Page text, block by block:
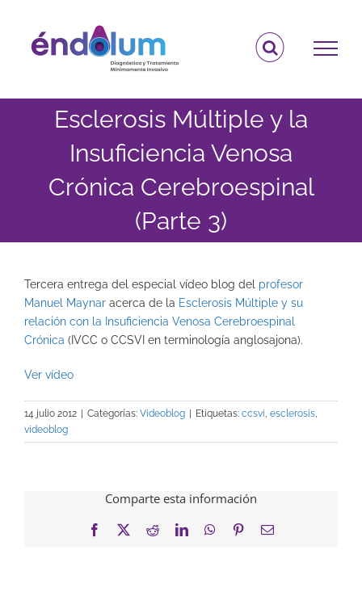
contenido
Esclerosis Múltiple y la
Insuficiencia Venosa
Crónica Cerebroespinal
(Parte 3)
Tercera entrega del especial vídeo blog del profesor
Manuel Maynar acerca de la Esclerosis Múltiple y su
relación con la Insuficiencia Venosa Cerebroespinal
Crónica (IVCC o CCSVI en terminología anglosajona).
Ver vídeo
14 julio 2012 Categorías: Videoblog Etiquetas: ccsvi, esclerosis,
videoblog
Comparte esta información
Facebook RedditLinkedInWhatsApp
PinterestCorreo